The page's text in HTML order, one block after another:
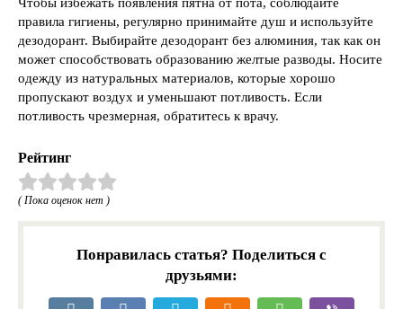
Чтобы избежать появления пятна от пота, соблюдайте
правила гигиены, регулярно принимайте душ и используйте
дезодорант. Выбирайте дезодорант без алюминия, так как он
может способствовать образованию желтые разводы. Носите
одежду из натуральных материалов, которые хорошо
пропускают воздух и уменьшают потливость. Если
потливость чрезмерная, обратитесь к врачу.
Рейтинг
( Пока оценок нет )
Понравилась статья? Поделиться с
друзьями: